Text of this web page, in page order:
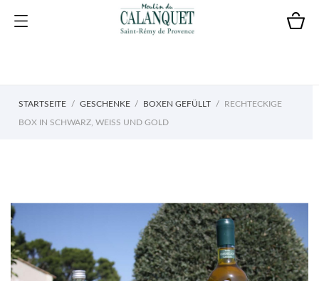
STARTSEITE GESCHENKE BOXEN GEFÜLLT RECHTECKIGE
BOX IN SCHWARZ, WEISS UND GOLD